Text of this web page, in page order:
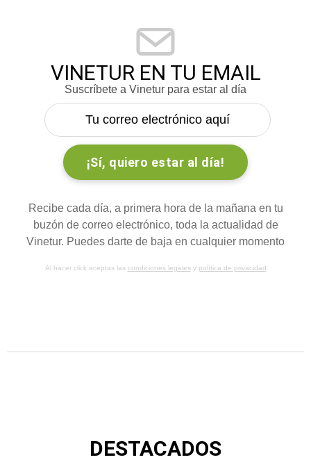
VINETUR EN TU EMAIL
Suscríbete a Vinetur para estar al día
Recibe cada día, a primera hora de la mañana en tu
buzón de correo electrónico, toda la actualidad de
Vinetur. Puedes darte de baja en cualquier momento
Al hacer click aceptas las condiciones legalesy política de privacidad
DESTACADOS